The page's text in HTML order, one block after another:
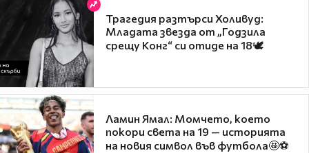
Трагедия разтърси Холивуд:
Младата звезда от „Годзила
срещу Конг“ си отиде на 18🕊️
Ламин Ямал: Момчето, което
покори света на 19 — историята
на новия символ във футбола🤩⚽